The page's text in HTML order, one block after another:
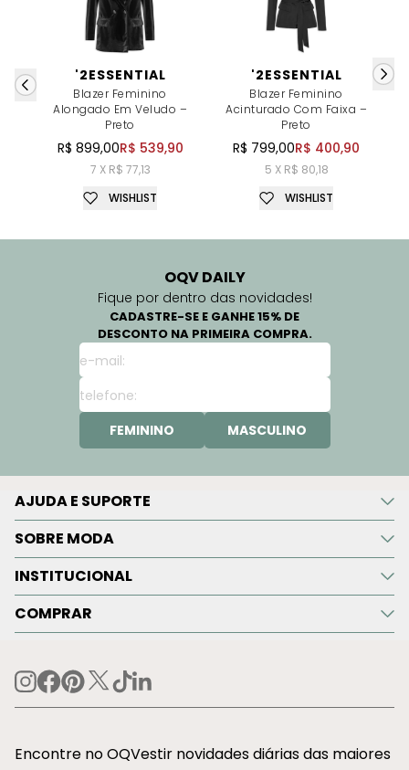
'2ESSENTIAL
Blazer Feminino
Alongado Em Veludo –
Preto
R$ 899,00R$ 539,90
7 X R$ 77,13
WISHLIST
'2ESSENTIAL
Blazer Feminino
Acinturado Com Faixa –
Preto
R$ 799,00R$ 400,90
5 X R$ 80,18
WISHLIST
OQV DAILY
Fique por dentro das novidades!
CADASTRE-SE E GANHE 15% DE
DESCONTO NA PRIMEIRA COMPRA.
FEMININO MASCULINO
AJUDA E SUPORTE
SOBRE MODA
INSTITUCIONAL
COMPRAR
Encontre no OQVestir novidades diárias das maiores